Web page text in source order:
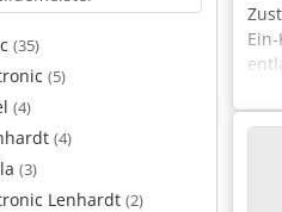
(35)
(5)
(4)
(4)
(3)
Lenhardt (2)